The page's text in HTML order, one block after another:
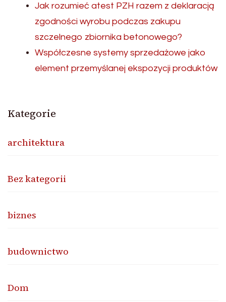
Jak rozumieć atest PZH razem z deklaracją
zgodności wyrobu podczas zakupu
szczelnego zbiornika betonowego?
Współczesne systemy sprzedażowe jako
element przemyślanej ekspozycji produktów
Kategorie
architektura
Bez kategorii
biznes
budownictwo
Dom